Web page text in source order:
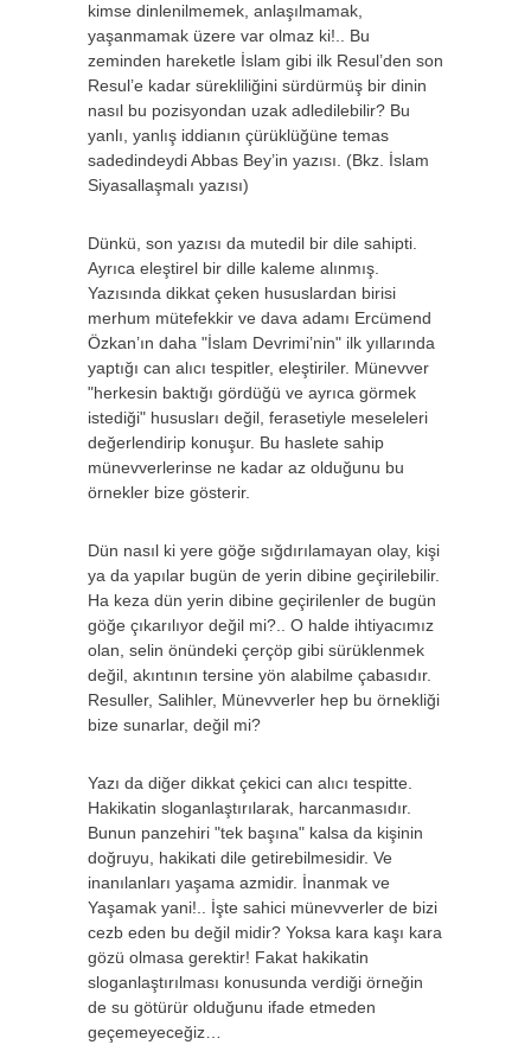
kimse dinlenilmemek, anlaşılmamak,
yaşanmamak üzere var olmaz ki!.. Bu
zeminden hareketle İslam gibi ilk Resul’den son
Resul’e kadar sürekliliğini sürdürmüş bir dinin
nasıl bu pozisyondan uzak adledilebilir? Bu
yanlı, yanlış iddianın çürüklüğüne temas
sadedindeydi Abbas Bey’in yazısı. (Bkz. İslam
Siyasallaşmalı yazısı)
Dünkü, son yazısı da mutedil bir dile sahipti.
Ayrıca eleştirel bir dille kaleme alınmış.
Yazısında dikkat çeken hususlardan birisi
merhum mütefekkir ve dava adamı Ercümend
Özkan’ın daha "İslam Devrimi’nin" ilk yıllarında
yaptığı can alıcı tespitler, eleştiriler. Münevver
"herkesin baktığı gördüğü ve ayrıca görmek
istediği" hususları değil, ferasetiyle meseleleri
değerlendirip konuşur. Bu haslete sahip
münevverlerinse ne kadar az olduğunu bu
örnekler bize gösterir.
Dün nasıl ki yere göğe sığdırılamayan olay, kişi
ya da yapılar bugün de yerin dibine geçirilebilir.
Ha keza dün yerin dibine geçirilenler de bugün
göğe çıkarılıyor değil mi?.. O halde ihtiyacımız
olan, selin önündeki çerçöp gibi sürüklenmek
değil, akıntının tersine yön alabilme çabasıdır.
Resuller, Salihler, Münevverler hep bu örnekliği
bize sunarlar, değil mi?
Yazı da diğer dikkat çekici can alıcı tespitte.
Hakikatin sloganlaştırılarak, harcanmasıdır.
Bunun panzehiri "tek başına" kalsa da kişinin
doğruyu, hakikati dile getirebilmesidir. Ve
inanılanları yaşama azmidir. İnanmak ve
Yaşamak yani!.. İşte sahici münevverler de bizi
cezb eden bu değil midir? Yoksa kara kaşı kara
gözü olmasa gerektir! Fakat hakikatin
sloganlaştırılması konusunda verdiği örneğin
de su götürür olduğunu ifade etmeden
geçemeyeceğiz…